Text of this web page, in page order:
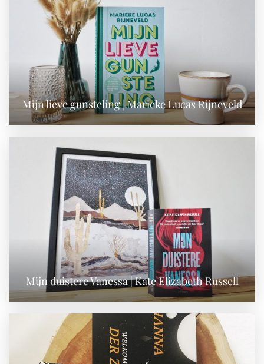
Mijn lieve gunsteling | Marieke Lucas Rijneveld
Mijn duistere Vanessa | Kate Elizabeth Russell